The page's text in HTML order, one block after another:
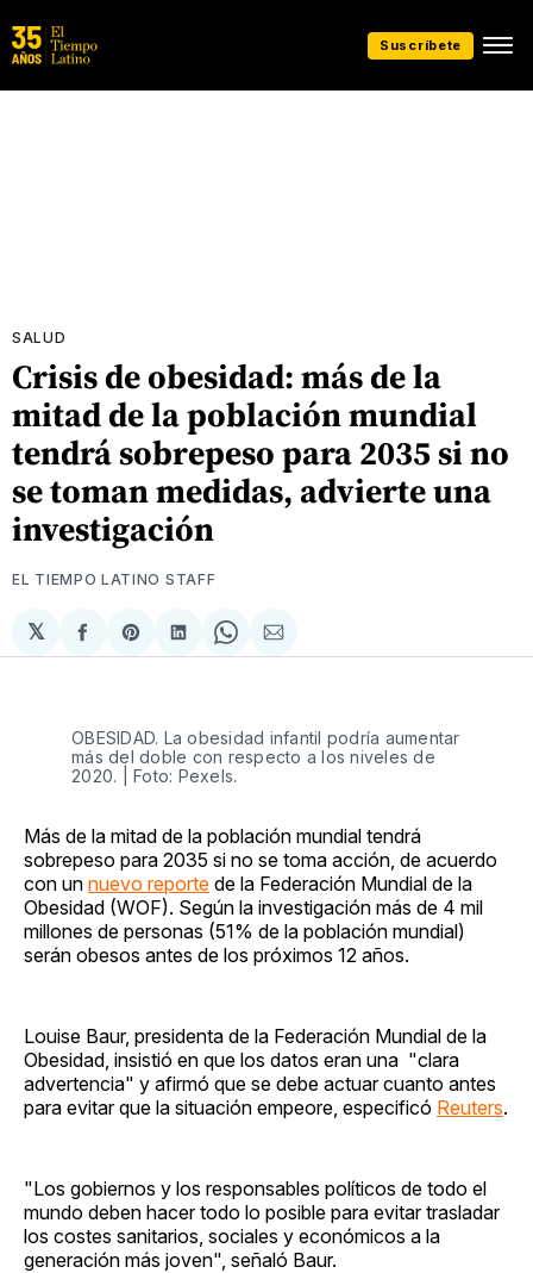
Suscríbete
SALUD
Crisis de obesidad: más de la
mitad de la población mundial
tendrá sobrepeso para 2035 si no
se toman medidas, advierte una
investigación
EL TIEMPO LATINO STAFF
𝕏
Compartir
en
Share
on
Compartir
en
Share
on
Compartir
via
OBESIDAD. La obesidad infantil podría aumentar
más del doble con respecto a los niveles de
2020. | Foto: Pexels.
Más de la mitad de la población mundial tendrá
sobrepeso para 2035 si no se toma acción, de acuerdo
con un nuevo reporte de la Federación Mundial de la
Obesidad (WOF). Según la investigación más de 4 mil
millones de personas (51% de la población mundial)
serán obesos antes de los próximos 12 años.
Louise Baur, presidenta de la Federación Mundial de la
Obesidad, insistió en que los datos eran una "clara
advertencia" y afirmó que se debe actuar cuanto antes
para evitar que la situación empeore, especificó Reuters.
"Los gobiernos y los responsables políticos de todo el
mundo deben hacer todo lo posible para evitar trasladar
los costes sanitarios, sociales y económicos a la
generación más joven", señaló Baur.